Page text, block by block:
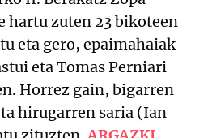
hartu zuten 23 bikoteen
eta gero, epaimahaiak
eta Tomas Perniari
Horrez gain, bigarren
hirugarren saria (Ian